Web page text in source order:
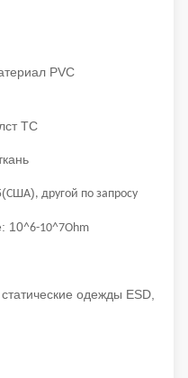
PVC
TC
(США), другой по запросу
10^6-10^7Ohm
одежды ESD,